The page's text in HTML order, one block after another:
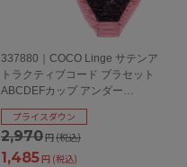
337880｜COCO Linge サテンア
トラクティブコード ブラセット
ABCDEFカップ アンダー
65/70/75cm
2,970円(税込)
プライスダウン
1,485円 (税込)